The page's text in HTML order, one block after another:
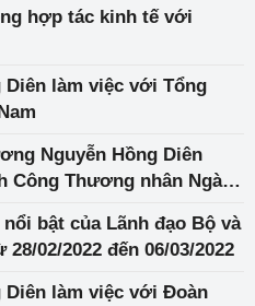
hợp tác kinh tế với
làm việc với Tổng
Nguyễn Hồng Diên
Công Thương nhân Ngày
bật của Lãnh đạo Bộ và
02/2022 đến 06/03/2022
làm việc với Đoàn